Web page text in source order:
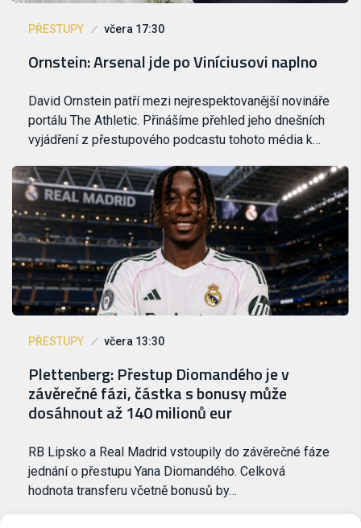
PŘESTUPY včera 17:30
Ornstein: Arsenal jde po Viníciusovi naplno
David Ornstein patří mezi nejrespektovanější novináře
portálu The Athletic. Přinášíme přehled jeho dnešních
vyjádření z přestupového podcastu tohoto média k…
PŘESTUPY včera 13:30
Plettenberg: Přestup Diomandého je v
závěrečné fázi, částka s bonusy může
dosáhnout až 140 milionů eur
RB Lipsko a Real Madrid vstoupily do závěrečné fáze
jednání o přestupu Yana Diomandého. Celková
hodnota transferu včetně bonusů by…